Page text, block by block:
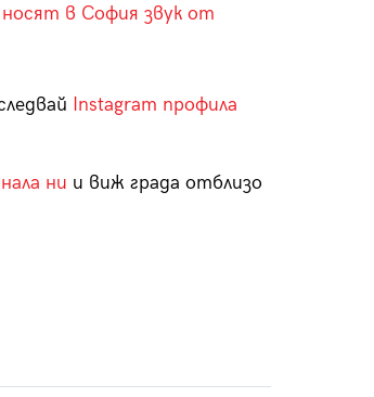
в София звук от
Instagram профила
ни и виж града отблизо